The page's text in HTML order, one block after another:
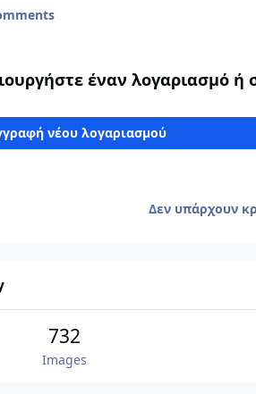
έναν λογαριασμό ή
νέου λογαριασμού
Δεν υπάρχουν
Images
732